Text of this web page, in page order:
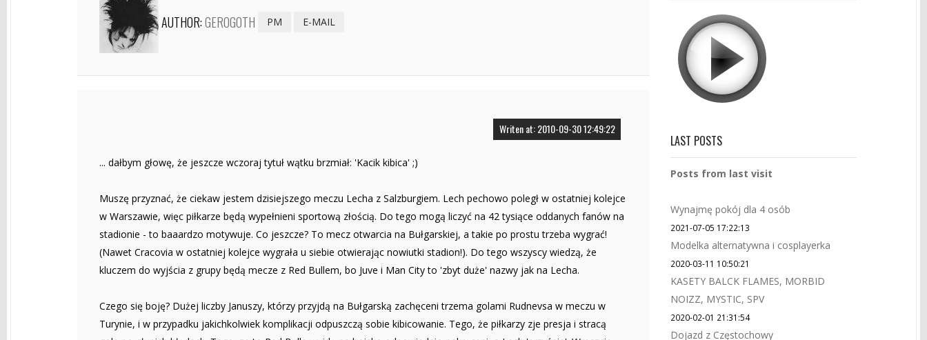
AUTHOR:GEROGOTH PM E-MAIL
Writen at: 2010-09-30 12:49:22
... dałbym głowę, że jeszcze wczoraj tytuł wątku brzmiał: 'Kacik kibica' ;)
Muszę przyznać, że ciekaw jestem dzisiejszego meczu Lecha z Salzburgiem. Lech pechowo poległ w ostatniej kolejce
w Warszawie, więc piłkarze będą wypełnieni sportową złością. Do tego mogą liczyć na 42 tysiące oddanych fanów na
stadionie - to baaardzo motywuje. Co jeszcze? To mecz otwarcia na Bułgarskiej, a takie po prostu trzeba wygrać!
(Nawet Cracovia w ostatniej kolejce wygrała u siebie otwierając nowiutki stadion!). Do tego wszyscy wiedzą, że
kluczem do wyjścia z grupy będą mecze z Red Bullem, bo Juve i Man City to 'zbyt duże' nazwy jak na Lecha.
Czego się boję? Dużej liczby Januszy, którzy przyjdą na Bułgarską zachęceni trzema golami Rudnevsa w meczu w
Turynie, i w przypadku jakichkolwiek komplikacji odpuszczą sobie kibicowanie. Tego, że piłkarzy zje presja i stracą
LAST POSTS
Posts from last visit
Wynajmę pokój dla 4 osób
2021-07-05 17:22:13
Modelka alternatywna i cosplayerka
2020-03-11 10:50:21
KASETY BALCK FLAMES, MORBID
NOIZZ, MYSTIC, SPV
2020-02-01 21:31:54
Dojazd z Częstochowy